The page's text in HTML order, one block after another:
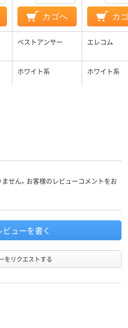
カゴへ カ
ベストアンサー エレコム
ホワイト系 ホワイト系
せん。お客様のレビューコメントをお
ビューを書く
をリクエストする